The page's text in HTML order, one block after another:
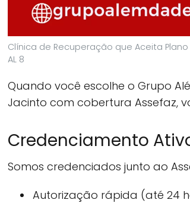
Clínica de Recuperação que Aceita
AL 8
Quando você escolhe o Grupo
Jacinto com cobertura Assefaz,
Credenciamento
Somos credenciados junto ao
Autorização rápida (até 24